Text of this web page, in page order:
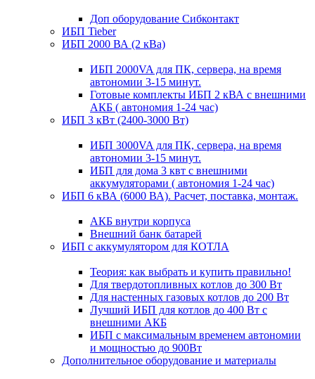
Доп оборудование Сибконтакт
ИБП Tieber
ИБП 2000 ВА (2 кВа)
ИБП 2000VA для ПК, сервера, на время
автономии 3-15 минут.
Готовые комплекты ИБП 2 кВА с внешними
АКБ ( автономия 1-24 час)
ИБП 3 кВт (2400-3000 Вт)
ИБП 3000VA для ПК, сервера, на время
автономии 3-15 минут.
ИБП для дома 3 квт с внешними
аккумуляторами ( автономия 1-24 час)
ИБП 6 кВА (6000 ВА). Расчет, поставка, монтаж.
АКБ внутри корпуса
Внешний банк батарей
ИБП с аккумулятором для КОТЛА
Теория: как выбрать и купить правильно!
Для твердотопливных котлов до 300 Вт
Для настенных газовых котлов до 200 Вт
Лучший ИБП для котлов до 400 Вт с
внешними АКБ
ИБП с максимальным временем автономии
и мощностью до 900Вт
Дополнительное оборудование и материалы